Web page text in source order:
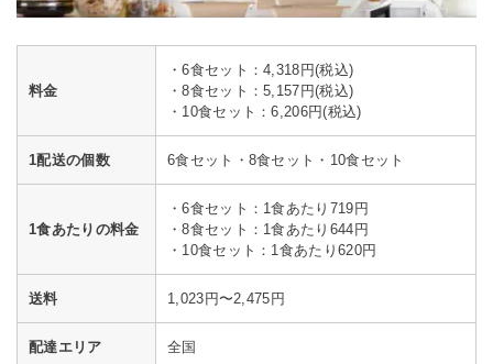
料金
・6食セット：4,318円(税込)
・8食セット：5,157円(税込)
・10食セット：6,206円(税込)
1配送の個数 6食セット・8食セット・10食セット
1食あたりの料金
・6食セット：1食あたり719円
・8食セット：1食あたり644円
・10食セット：1食あたり620円
送料 1,023円〜2,475円
配達エリア 全国